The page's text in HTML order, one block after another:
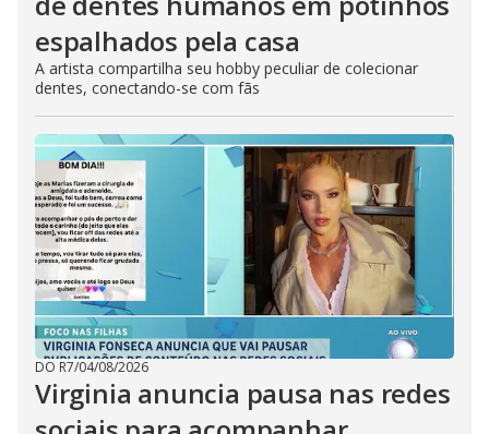
espalhados pela casa
A artista compartilha seu hobby peculiar de colecionar
dentes, conectando-se com fãs
DO R7/04/08/2026
Virginia anuncia pausa nas redes